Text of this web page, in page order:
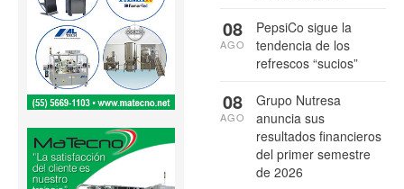
PepsiCo sigue la
tendencia de los
refrescos “sucios”
08
AGO
Grupo Nutresa
anuncia sus
resultados financieros
del primer semestre
de 2026
08
AGO